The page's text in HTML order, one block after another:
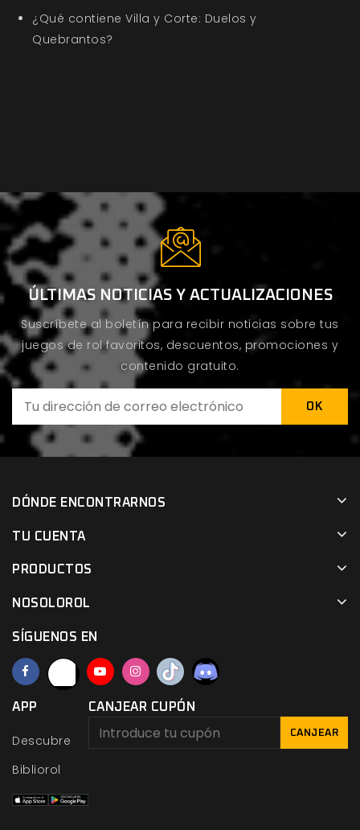
¿Qué contiene Villa y Corte: Duelos y
Quebrantos?
ÚLTIMAS NOTICIAS Y ACTUALIZACIONES
Suscríbete al boletín para recibir noticias sobre tus
juegos de rol favoritos, descuentos, promociones y
contenido gratuito.
DÓNDE ENCONTRARNOS
TU CUENTA
PRODUCTOS
NOSOLOROL
SÍGUENOS EN
APP
Descubre
Bibliorol
CANJEAR CUPÓN
CANJEAR